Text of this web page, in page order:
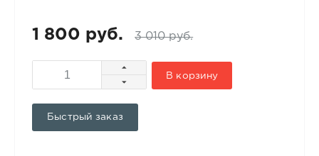
1 800 руб. 3 010 руб.
В корзину
Быстрый заказ